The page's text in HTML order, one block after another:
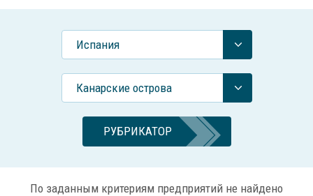
Испания
Канарские острова
РУБРИКАТОР
По заданным критериям предприятий не найдено